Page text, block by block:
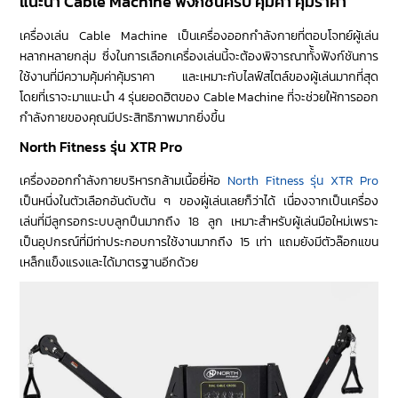
เครื่องเล่น Cable Machine เป็นเครื่องออกกำลังกายที่ตอบโจทย์ผู้เล่น
หลากหลายกลุ่ม ซึ่งในการเลือกเครื่องเล่นนี้จะต้องพิจารณาทั้้งฟังก์ชันการ
ใช้งานที่มีความคุ้มค่าคุ้มราคา และเหมาะกับไลฟ์สไตล์ของผู้เล่นมากที่สุด
โดยที่เราจะมาแนะนำ 4 รุ่นยอดฮิตของ Cable Machine ที่จะช่วยให้การออก
กำลังกายของคุณมีประสิทธิภาพมากยิ่งขึ้น
North Fitness รุ่น XTR Pro
เครื่องออกกำลังกายบริหารกล้ามเนื้อยี่ห้อ North Fitness รุ่น XTR Pro
เป็นหนึ่งในตัวเลือกอันดับต้น ๆ ของผู้เล่นเลยก็ว่าได้ เนื่องจากเป็นเครื่อง
เล่นที่มีลูกรอกระบบลูกปืนมากถึง 18 ลูก เหมาะสำหรับผู้เล่นมือใหม่เพราะ
เป็นอุปกรณ์ที่มีท่าประกอบการใช้งานมากถึง 15 เท่า แถมยังมีตัวล๊อกแขน
เหล็กแข็งแรงและได้มาตรฐานอีกด้วย